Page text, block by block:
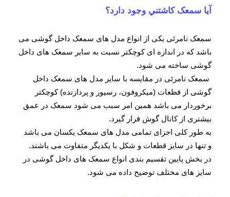
آیا سمعک کاشتني وجود دارد؟
سمعک نامرئی یکی از انواع مدل های سمعک داخل گوشی می
باشد که در اندازه ای کوچکتر نسبت به سایر سمعک های داخل
گوشی ساخته می شود.
سمعک نامرئی در مقایسه با سایر مدل های سمعک داخل
گوشی از قطعات (میکروفون، رسیور و پردازنده) کوچکتر
برخوردار می باشد همین امر سبب می شود سمعک در عمق
بیشتری از کانال گوش قرار گیرد.
به طور کلی اجزای تمامی مدل های سمعک یکسان می باشد
و تنها در سایز قطعات و شکل با یکدیگر متفاوت می باشند.
در بخش پایین تقسیم بندی انواع سمعک های داخل گوشی در
سایز های مختلف توضیح داده می شود.